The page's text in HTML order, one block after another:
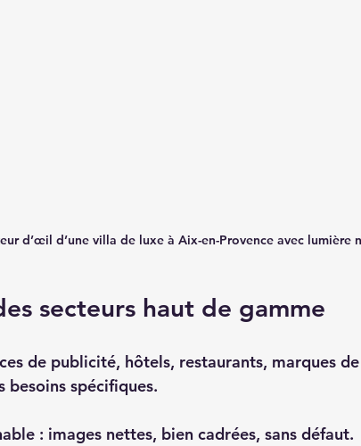
d’œil d’une villa de luxe à Aix-en-Provence avec lumière
secteurs haut de gamme
de publicité, hôtels, restaurants, marques
besoins spécifiques.
: images nettes, bien cadrées, sans défaut.